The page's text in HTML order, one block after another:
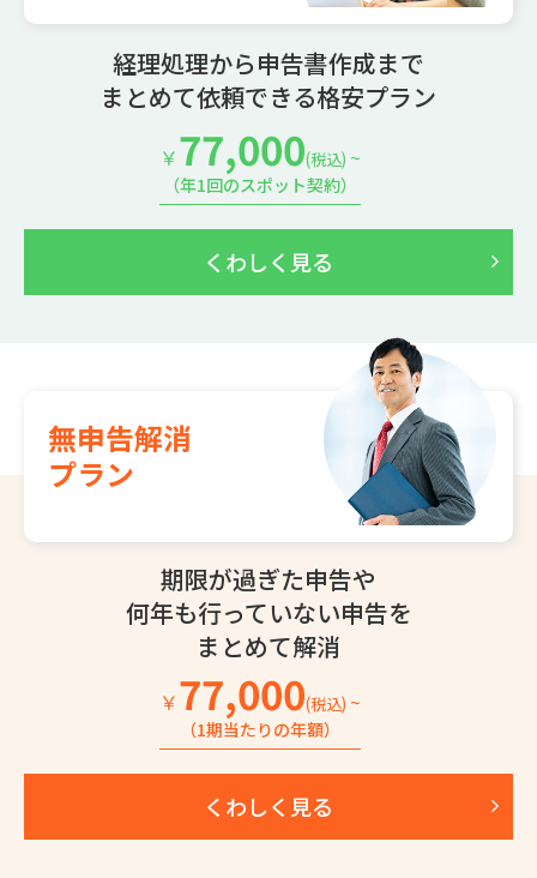
経理処理から申告書作成まで
まとめて依頼できる格安プラン
￥77,000(税込) ~
（年1回のスポット契約）
くわしく見る
無申告解消
プラン
期限が過ぎた申告や
何年も行っていない申告を
まとめて解消
￥77,000(税込) ~
（1期当たりの年額）
くわしく見る